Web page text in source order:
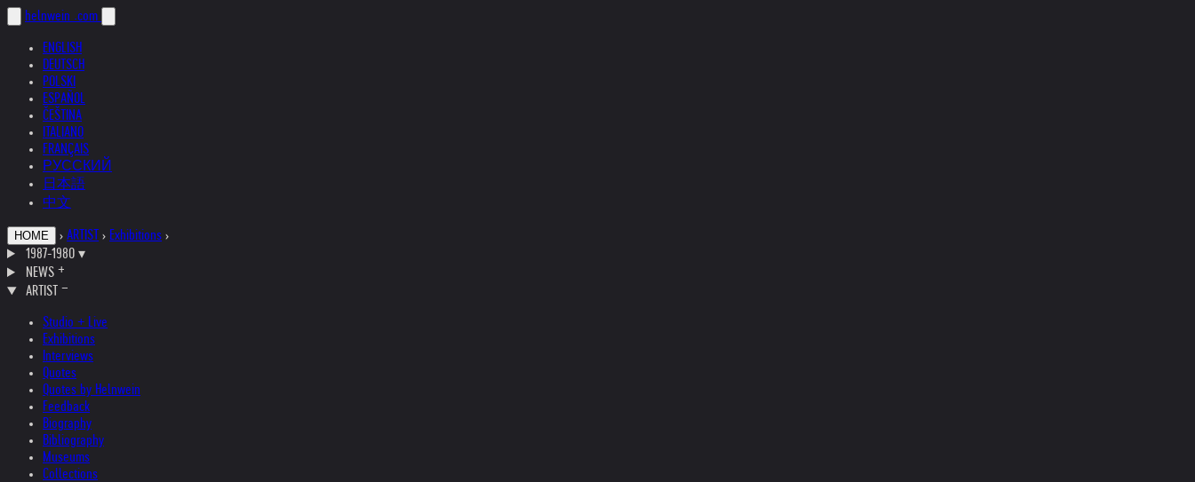
helnwein .com
ENGLISH
DEUTSCH
POLSKI
ESPAÑOL
ČEŠTINA
ITALIANO
FRANÇAIS
РУССКИЙ
日本語
中文
HOME › ARTIST › Exhibitions ›
1987-1980 ▾
NEWS
ARTIST
Studio + Live
Exhibitions
Interviews
Quotes
Quotes by Helnwein
Feedback
Biography
Bibliography
Museums
Collections